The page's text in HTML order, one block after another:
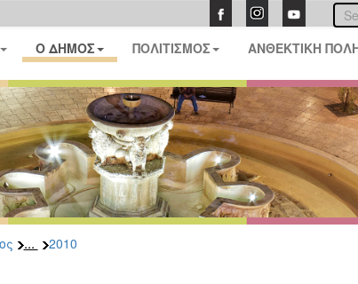
Ο ΔΗΜΟΣ ΠΟΛΙΤΙΣΜΟΣ ΑΝΘΕΚΤΙΚΗ
... 2010